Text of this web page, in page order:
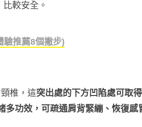
較安全。
驗推薦8個撇步)
椎，這突出處的下方凹陷處可取
多功效，可疏通肩背緊繃、恢復感